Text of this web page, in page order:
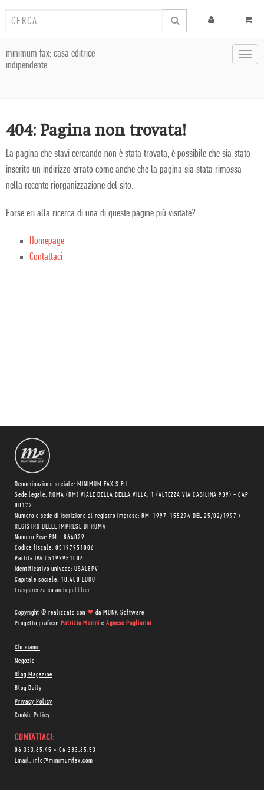
minimum fax: casa editrice
indipendente
404: Pagina non trovata!
La pagina che stavi cercando non è stata trovata; è possibile che sia stato
inserito un indirizzo errato come anche che la pagina sia stata rimossa
nella recente riorganizzazione del sito.
Forse eri alla ricerca di una di queste pagine più visitate?
Homepage
Contattaci
Denominazione sociale: MINIMUM FAX S.R.L.
Sede legale: ROMA (RM) VIALE DELLA BELLA VILLA, 1 (ALTEZZA VIA CASILINA 939) - CAP
00172
Numero e sede di iscrizione al registro imprese: RM-1997-155274 DEL 25/02/1997 /
REGISTRO DELLE IMPRESE DI ROMA
Numero Rea: RM - 864029
Codice fiscale: 05197951006
Partita IVA 05197951006
Identificativo univoco: USAL8PV
Capitale sociale: 10.400 EURO
Trasparenza su aiuti pubblici
Copyright © realizzato con ❤ da MONK Software
Progetto grafico: Patrizio Marini e Agnese Pagliarini
Chi siamo
Negozio
Blog Magazine
Blog Daily
Privacy Policy
Cookie Policy
CONTATTACI:
06 333.65.45 • 06 333.65.53
Email: info@minimumfax.com